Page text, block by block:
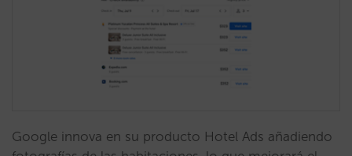
Google innova en su producto Hotel Ads añadiendo